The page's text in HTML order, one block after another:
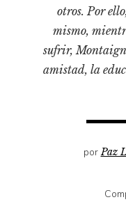
Narrativas visuales
Pensamiento
Pensamiento ilustrado
otros. Por
mismo,
sufrir,
amistad, la
porPaz